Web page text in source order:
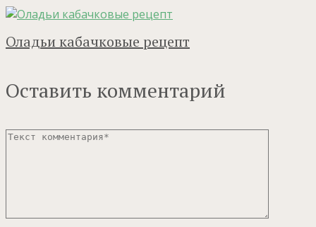
Оладьи кабачковые рецепт
Оставить комментарий